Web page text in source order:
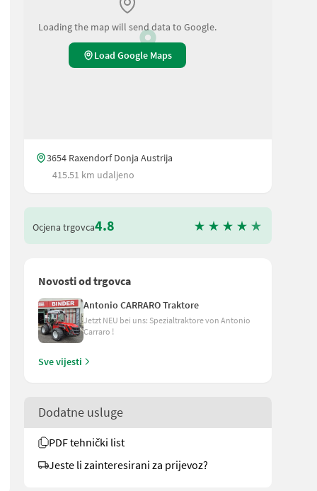
Loading the map will send data to Google.
Load Google Maps
3654 Raxendorf Donja Austrija
415.51 km udaljeno
Ocjena trgovca4.8
Novosti od trgovca
Antonio CARRARO Traktore
Jetzt NEU bei uns: Spezialtraktore von Antonio
Carraro !
Sve vijesti
Dodatne usluge
PDF tehnički list
Jeste li zainteresirani za prijevoz?